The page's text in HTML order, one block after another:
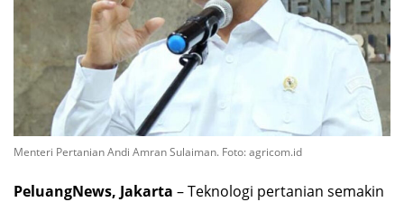
Menteri Pertanian Andi Amran Sulaiman. Foto: agricom.id
PeluangNews, Jakarta – Teknologi pertanian semakin